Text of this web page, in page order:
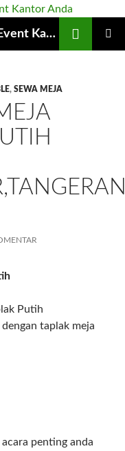
Pusat Sewa Meja & Sewa Kursi Event Kantor Anda
, SEWA MEJA
Putih
taplak meja
penting anda